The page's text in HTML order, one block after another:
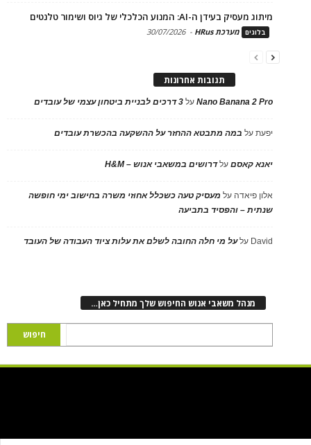
מיתוג מעסיק בעידן ה-AI: המנוע הכלכלי של גיוס ושימור טלנטים
בלוגים מערכת HRus -
30/07/2026
תגובות אחרונות
Nano Banana 2 Proעל 3 דרכים לבניית ביטחון עצמי של עובדים
יפעתעל במה מתבטא ההחזר על ההשקעה בהכשרת עובדים
יאנא קאסםעלדרושים במשאבי אנוש – H&M
אלון פיאדה על מעסיק טעה כשכלל אחוזי משרה בחישוב ימי חופשה
שנתית – והפסיד בתביעה
David עלעל מי חלה החובה לשלם את עלות ציוד העבודה של העובד
מנהל משאבי אנוש החיפוש שלך מתחיל כאן…